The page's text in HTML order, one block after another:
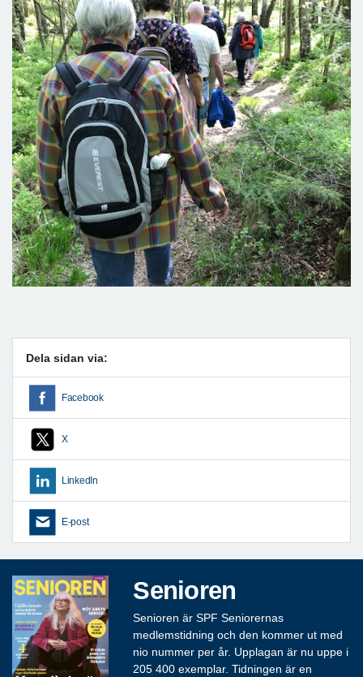
Dela sidan via:
Facebook
X
LinkedIn
E-post
Senioren
Senioren är SPF Seniorernas
medlemstidning och den kommer ut med
nio nummer per år. Upplagan är nu uppe i
205 400 exemplar. Tidningen är en